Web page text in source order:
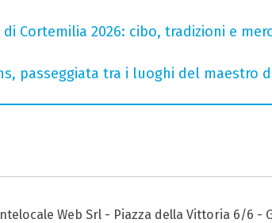
Cortemilia 2026: cibo, tradizioni e
passeggiata tra i luoghi del maestro
Web Srl - Piazza della Vittoria 6/6 -